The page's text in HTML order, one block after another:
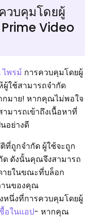
วบคุมโดยผู้
Video
ไพรม์ การควบคุมโดยผู้
ใช้สามารถจำกัด
กมาย! หากคุณไม่พอใจ
ารถเข้าถึงเนื้อหาที่
อย่างดี
ถูกจำกัด ผู้ใช้จะถูก
ด ดังนั้นคุณจึงสามารถ
ายในขณะที่บล็อก
านของคุณ
หนึ่งที่การควบคุมโดยผู้
อในแอป- หากคุณ